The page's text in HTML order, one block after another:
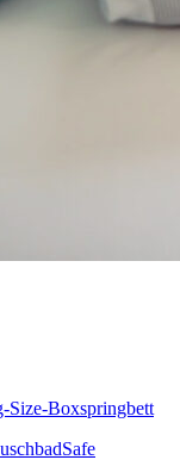
Size-Boxspringbett
Safe